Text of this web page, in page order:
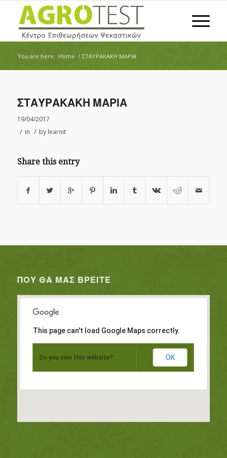
You are here: Home / ΣΤΑΥΡΑΚΑΚΗ ΜΑΡΙΑ
ΣΤΑΥΡΑΚΑΚΗ ΜΑΡΙΑ
19/04/2017
/ in / by learnit
Share this entry
ΠΟΥ ΘΑ ΜΑΣ ΒΡΕΊΤΕ
This page can't load Google Maps correctly.
Do you own this website? OK